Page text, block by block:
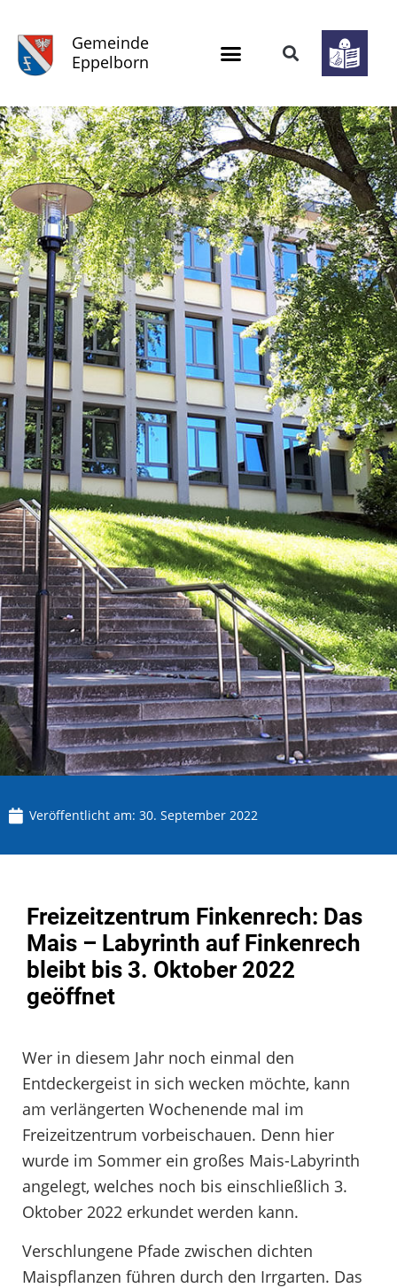
Gemeinde
Eppelborn
Veröffentlicht am: 30. September 2022
Freizeitzentrum Finkenrech: Das
Mais – Labyrinth auf Finkenrech
bleibt bis 3. Oktober 2022
geöffnet
Wer in diesem Jahr noch einmal den
Entdeckergeist in sich wecken möchte, kann
am verlängerten Wochenende mal im
Freizeitzentrum vorbeischauen. Denn hier
wurde im Sommer ein großes Mais-Labyrinth
angelegt, welches noch bis einschließlich 3.
Oktober 2022 erkundet werden kann.
Verschlungene Pfade zwischen dichten
Maispflanzen führen durch den Irrgarten. Das